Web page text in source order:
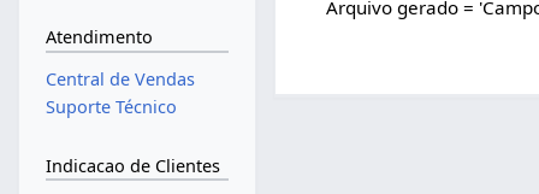
Arquivo gerado =
Atendimento
Central de Vendas
Suporte Técnico
Indicacao de Clientes